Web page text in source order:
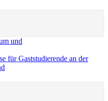
und
für Gaststudierende an der